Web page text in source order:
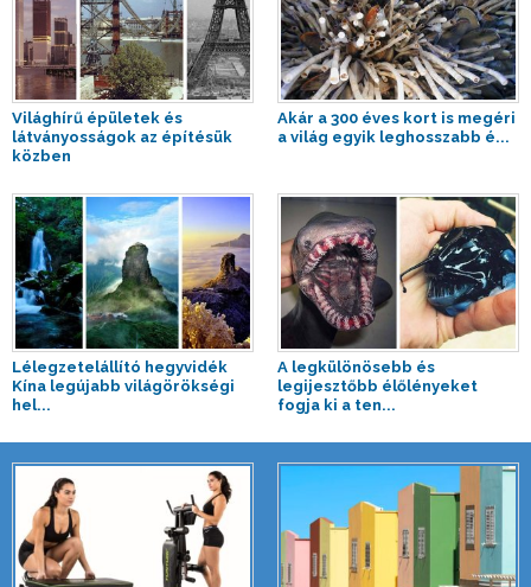
Világhírű épületek és
látványosságok az építésük
közben
Akár a 300 éves kort is megéri
a világ egyik leghosszabb é...
Lélegzetelállító hegyvidék
Kína legújabb világörökségi
hel...
A legkülönösebb és
legijesztőbb élőlényeket
fogja ki a ten...